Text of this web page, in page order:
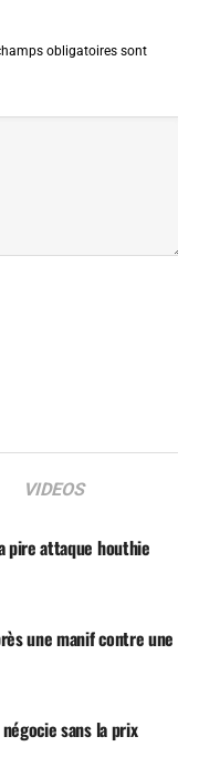
obligatoires sont
VIDEOS
pire attaque houthie
une manif contre une
sans la prix